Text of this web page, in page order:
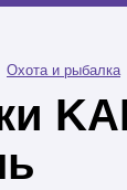
Охота и рыбалка